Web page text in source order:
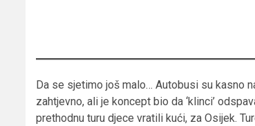
Da se sjetimo još malo… Autobusi su kasno
zahtjevno, ali je koncept bio da ‘klinci’
prethodnu turu djece vratili kući, za Osijek.